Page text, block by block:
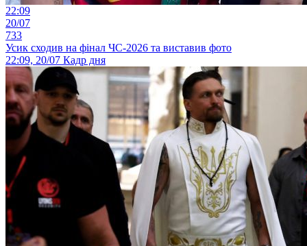
22:09
20/07
733
Усик сходив на фінал ЧС-2026 та виставив фото
22:09, 20/07 Кадр дня